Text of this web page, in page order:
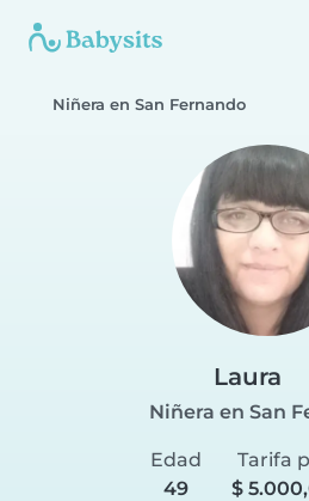
Niñera en San Fernando
Laura
Niñera en San
Edad
49
Tarifa
$